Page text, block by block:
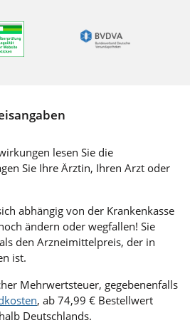
lesen Sie die
Sie Ihre Ärztin, Ihren Arzt oder
abhängig von der Krankenkasse
ändern oder wegfallen! Sie
den Arzneimittelpreis, der in
ist.
Mehrwertsteuer, gegebenenfalls
, ab 74,99 € Bestellwert
Deutschlands.